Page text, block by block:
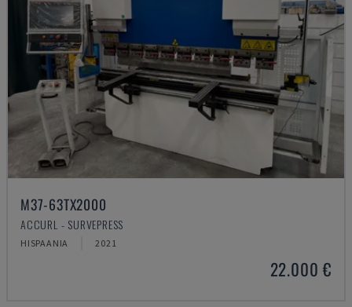
M37-63TX2000
ACCURL - SURVEPRESS
HISPAANIA 2021
22.000 €